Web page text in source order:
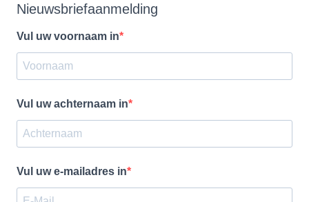
Nieuwsbriefaanmelding
Vul uw voornaam in
Vul uw achternaam in
Vul uw e-mailadres in